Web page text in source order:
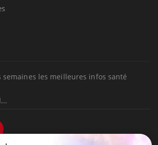
semaines les meilleures infos santé